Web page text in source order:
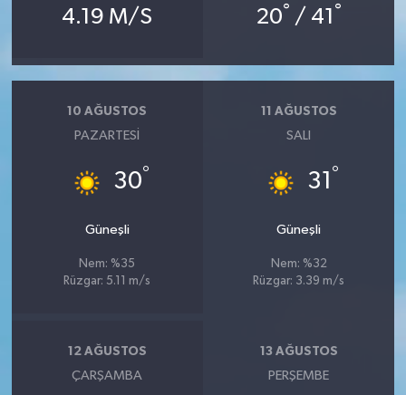
4.19 M/S 20° / 41 °
10 AĞUSTOS
PAZARTESI
30°
Güneşli
Nem: %35
Rüzgar: 5.11 m/s
11 AĞUSTOS
SALI
31 °
Güneşli
Nem: %32
Rüzgar: 3.39 m/s
12 AĞUSTOS
ÇARŞAMBA
13 AĞUSTOS
PERŞEMBE